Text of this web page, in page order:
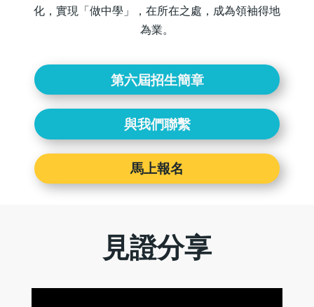
化，實現「做中學」，在所在之處，成為領袖得地
為業。
第六屆招生簡章
與我們聯繫
馬上報名
見證分享